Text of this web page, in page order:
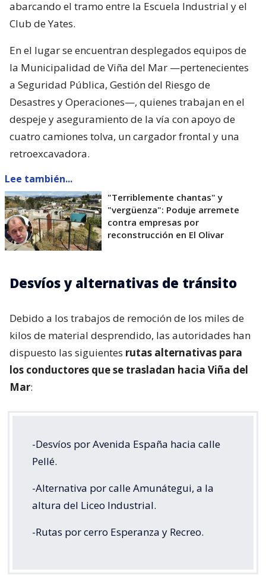
abarcando el tramo entre la Escuela Industrial y el
Club de Yates.
En el lugar se encuentran desplegados equipos de
la Municipalidad de Viña del Mar —pertenecientes
a Seguridad Pública, Gestión del Riesgo de
Desastres y Operaciones—, quienes trabajan en el
despeje y aseguramiento de la vía con apoyo de
cuatro camiones tolva, un cargador frontal y una
retroexcavadora.
Lee también...
"Terriblemente chantas" y
"vergüenza": Poduje arremete
contra empresas por
reconstrucción en El Olivar
Desvíos y alternativas de tránsito
Debido a los trabajos de remoción de los miles de
kilos de material desprendido, las autoridades han
dispuesto las siguientes rutas alternativas para
los conductores que se trasladan hacia Viña del
Mar:
-Desvíos por Avenida España hacia calle
Pellé.
-Alternativa por calle Amunátegui, a la
altura del Liceo Industrial.
-Rutas por cerro Esperanza y Recreo.